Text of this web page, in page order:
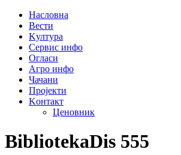
Насловна
Вести
Kултура
Сервис инфо
Огласи
Агро инфо
Чачани
Пројекти
Kонтакт
Ценовник
BibliotekaDis 555